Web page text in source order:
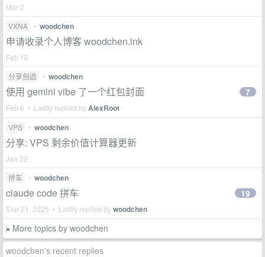
Mar 2
VXNA
• woodchen
申请收录个人博客 woodchen.ink
Feb 10
分享创造
• woodchen
使用 gemini vibe 了一个红包封面
Feb 6 • Lastly replied byAlexRoot
7
VPS • woodchen
分享: VPS 剩余价值计算器更新
Jan 22
拼车
• woodchen
claude code 拼车
Sep 21, 2025 • Lastly replied bywoodchen
19
» More topics by woodchen
woodchen's recent replies